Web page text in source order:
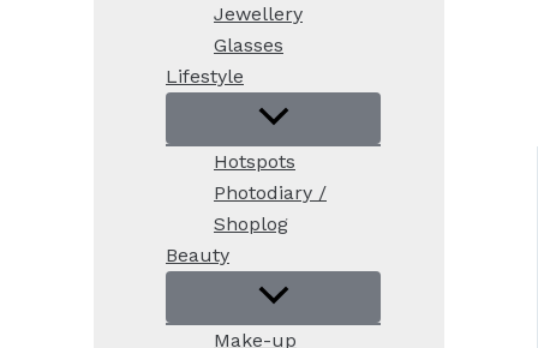
Jewellery
Glasses
Lifestyle
Hotspots
Photodiary /
Shoplog
Beauty
Make-up